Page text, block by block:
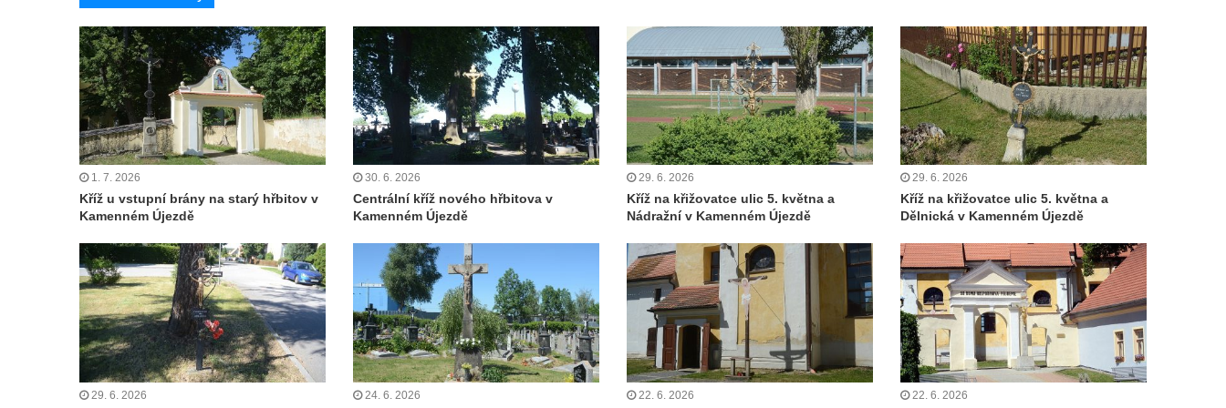
Kříž u kostela Zvěstování Panny Marie v
Duchcově
Údajný kříž před kostelem svatých Petra a
Pavla v Jeníkově
Kříž na návsi v Jeníkově
Kříž na křižovatce v Teplické ulici v Lahošti
Kříž U Pěti lip na pastvině severovýchodně
Kříž na rozcestí u domu čp. 123 v
Mikulášovicích
Wäberův kříž v zahradě domu čp. 184 v
Mikulášovicích
Kříž na louce v horních Mikulášovicích
Posteltův kříž naproti domu ev.č. 29 v
1. 7. 2026
Kříž u vstupní brány na starý hřbitov v
Kamenném Újezdě
30. 6. 2026
Centrální kříž nového hřbitova v
Kamenném Újezdě
29. 6. 2026
Kříž na křižovatce ulic 5. května a
Nádražní v Kamenném Újezdě
29. 6. 2026
Kříž na křižovatce ulic 5. května a
Dělnická v Kamenném Újezdě
29. 6. 2026 24. 6. 2026 22. 6. 2026 22. 6. 2026